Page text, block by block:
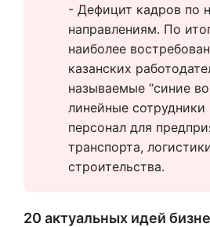
- Дефицит кадров по
направлениям. По
наиболее
казанских
называемые “синие
линейные
персонал для
транспорта,
строительства.
20 актуальных идей